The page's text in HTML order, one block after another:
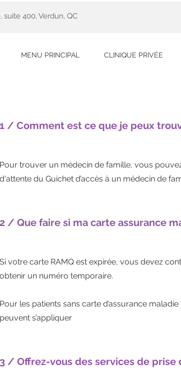
400, Verdun, QC
MENU PRINCIPAL CLINIQUE PRIVÉE
1 / Comment est ce que je peux
Pour trouver un médecin de famille, vous
d'attente du Guichet d’accès à un médecin de
2 / Que faire si ma carte assurance
Si votre carte RAMQ est expirée, vous devez
obtenir un numéro temporaire.
Pour les patients sans carte d’assurance
peuvent s’appliquer
3 / Offrez-vous des services de prise